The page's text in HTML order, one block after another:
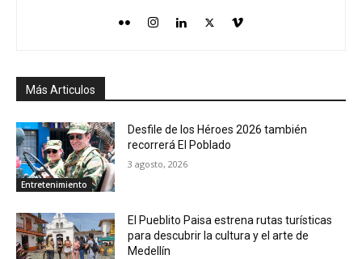
Más Articulos
Entretenimiento
Desfile de los Héroes 2026 también
recorrerá El Poblado
3 agosto, 2026
El Pueblito Paisa estrena rutas turísticas
para descubrir la cultura y el arte de
Medellín